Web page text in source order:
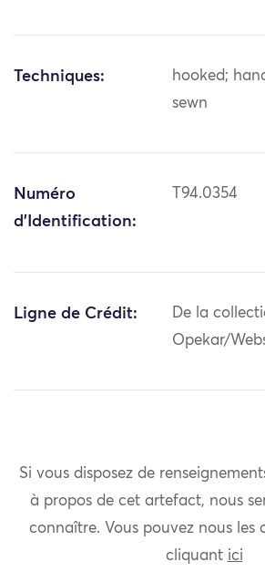
Techniques:
hooked;
sewn
Numéro
d'Identification:
T94.0354
Ligne de Crédit:
De la
Opekar/
Si vous disposez de
à propos de cet artefact, nous
connaître. Vous pouvez nous les
cliquant ici